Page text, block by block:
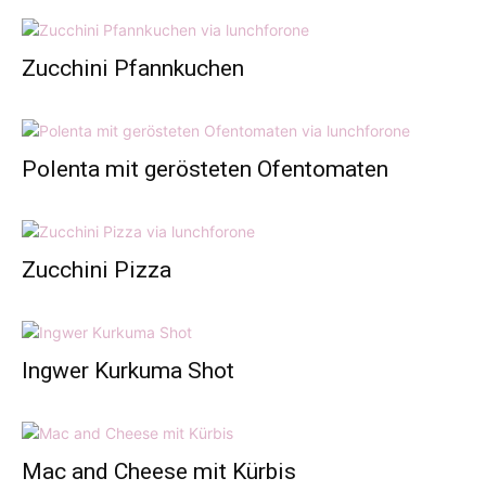
Zucchini Pfannkuchen
Polenta mit gerösteten Ofentomaten
Zucchini Pizza
Ingwer Kurkuma Shot
Mac and Cheese mit Kürbis